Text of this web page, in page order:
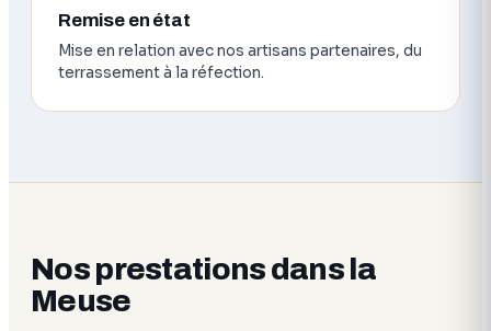
Remise en état
Mise en relation avec nos artisans partenaires, du
terrassement à la réfection.
Nos prestations dans la
Meuse